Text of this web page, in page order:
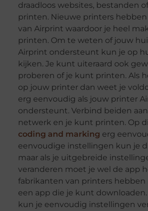
draadloos websites, bestanden
printen. Nieuwe printers
van Airprint waardoor je heel
printen. Om te weten of jouw
Airprint ondersteunt kun je op
kijken. Je kunt uiteraard ook
proberen of je kunt printen. Als
op jouw printer dan weet je
erg eenvoudig als jouw printer
ondersteunt. Verbind beiden
netwerk en je kunt printen. Op
coding and marking erg
eenvoudige instellingen kun je
maar als je uitgebreide
veranderen moet je wel de app
fabrikanten van printers hebben
een app die je kunt downloaden.
kun je eenvoudig instellingen